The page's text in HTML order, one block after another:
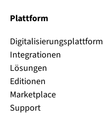
Plattform
Digitalisierungsplattform
Integrationen
Lösungen
Editionen
Marketplace
Support